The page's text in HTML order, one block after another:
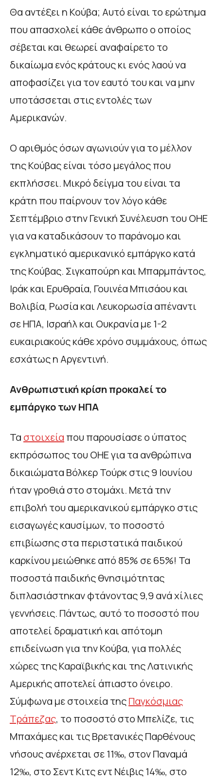
Θα αντέξει η Κούβα; Αυτό είναι το ερώτημα
που απασχολεί κάθε άνθρωπο ο οποίος
σέβεται και θεωρεί αναφαίρετο το
δικαίωμα ενός κράτους κι ενός λαού να
αποφασίζει για τον εαυτό του και να μην
υποτάσσεται στις εντολές των
Αμερικανών.
Ο αριθμός όσων αγωνιούν για το μέλλον
της Κούβας είναι τόσο μεγάλος που
εκπλήσσει. Μικρό δείγμα του είναι τα
κράτη που παίρνουν τον λόγο κάθε
Σεπτέμβριο στην Γενική Συνέλευση του ΟΗΕ
για να καταδικάσουν το παράνομο και
εγκληματικό αμερικανικό εμπάργκο κατά
της Κούβας. Σιγκαπούρη και Μπαρμπάντος,
Ιράκ και Ερυθραία, Γουινέα Μπισάου και
Βολιβία, Ρωσία και Λευκορωσία απέναντι
σε ΗΠΑ, Ισραήλ και Ουκρανία με 1-2
ευκαιριακούς κάθε χρόνο συμμάχους, όπως
εσχάτως η Αργεντινή.
Ανθρωπιστική κρίση προκαλεί το
εμπάργκο των ΗΠΑ
Τα στοιχεία που παρουσίασε ο ύπατος
εκπρόσωπος του ΟΗΕ για τα ανθρώπινα
δικαιώματα Βόλκερ Τούρκ στις 9 Ιουνίου
ήταν γροθιά στο στομάχι. Μετά την
επιβολή του αμερικανικού εμπάργκο στις
εισαγωγές καυσίμων, το ποσοστό
επιβίωσης στα περιστατικά παιδικού
καρκίνου μειώθηκε από 85% σε 65%! Τα
ποσοστά παιδικής θνησιμότητας
διπλασιάστηκαν φτάνοντας 9,9 ανά χίλιες
γεννήσεις. Πάντως, αυτό το ποσοστό που
αποτελεί δραματική και απότομη
επιδείνωση για την Κούβα, για πολλές
χώρες της Καραϊβικής και της Λατινικής
Αμερικής αποτελεί άπιαστο όνειρο.
Σύμφωνα με στοιχεία τηςΠαγκόσμιας
Τράπεζας, το ποσοστό στο Μπελίζε, τις
Μπαχάμες και τις Βρετανικές Παρθένους
νήσους ανέρχεται σε 11‰, στον Παναμά
12‰, στο Σεντ Κιτς εντ Νέιβις 14‰, στο